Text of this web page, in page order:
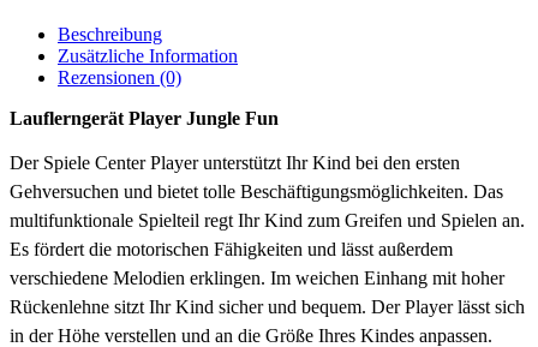
Beschreibung
Zusätzliche Information
Rezensionen (0)
Lauflerngerät Player Jungle Fun
Der Spiele Center Player unterstützt Ihr Kind bei den ersten
Gehversuchen und bietet tolle Beschäftigungsmöglichkeiten. Das
multifunktionale Spielteil regt Ihr Kind zum Greifen und Spielen an.
Es fördert die motorischen Fähigkeiten und lässt außerdem
verschiedene Melodien erklingen. Im weichen Einhang mit hoher
Rückenlehne sitzt Ihr Kind sicher und bequem. Der Player lässt sich
in der Höhe verstellen und an die Größe Ihres Kindes anpassen.